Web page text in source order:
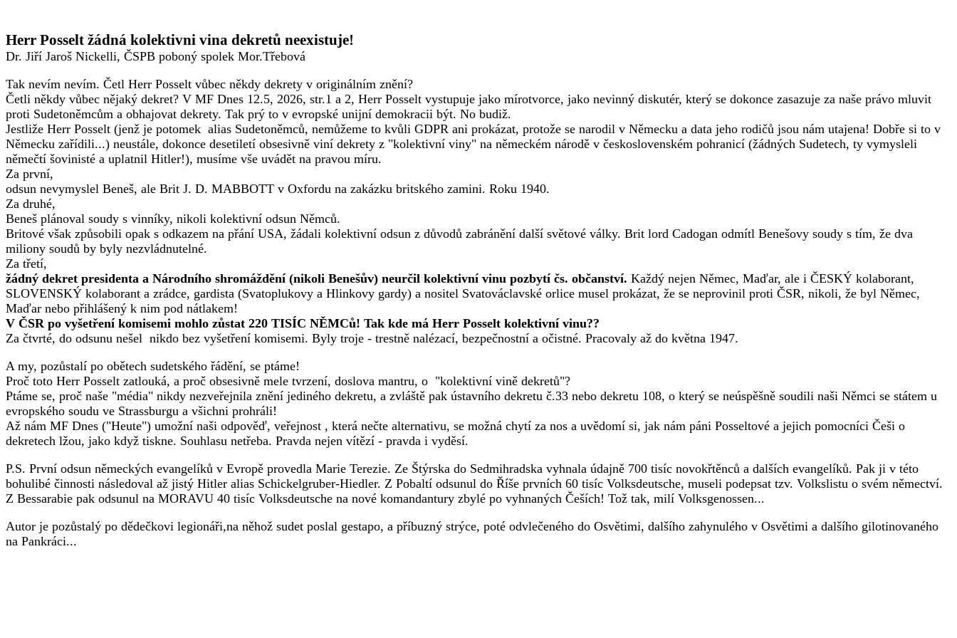
Herr Posselt žádná kolektivni vina dekretů neexistuje!
Dr. Jiří Jaroš Nickelli, ČSPB poboný spolek Mor.Třebová
Tak nevím nevím. Četl Herr Posselt vůbec někdy dekrety v originálním znění?
Četli někdy vůbec nějaký dekret? V MF Dnes 12.5, 2026, str.1 a 2, Herr Posselt vystupuje jako mírotvorce, jako nevinný diskutér, který se dokonce zasazuje za naše právo mluvit
proti Sudetoněmcům a obhajovat dekrety. Tak prý to v evropské unijní demokracii být. No budiž.
Jestliže Herr Posselt (jenž je potomek alias Sudetoněmců, nemůžeme to kvůli GDPR ani prokázat, protože se narodil v Německu a data jeho rodičů jsou nám utajena! Dobře si to v
Německu zařídili...) neustále, dokonce desetiletí obsesivně viní dekrety z "kolektivní viny" na německém národě v československém pohranicí (žádných Sudetech, ty vymysleli
němečtí šovinisté a uplatnil Hitler!), musíme vše uvádět na pravou míru.
Za první,
odsun nevymyslel Beneš, ale Brit J. D. MABBOTT v Oxfordu na zakázku britského zamini. Roku 1940.
Za druhé,
Beneš plánoval soudy s vinníky, nikoli kolektivní odsun Němců.
Britové však způsobili opak s odkazem na přání USA, žádali kolektivní odsun z důvodů zabránění další světové války. Brit lord Cadogan odmítl Benešovy soudy s tím, že dva
miliony soudů by byly nezvládnutelné.
Za třetí,
žádný dekret presidenta a Národního shromáždění (nikoli Benešův) neurčil kolektivní vinu pozbytí čs. občanství. Každý nejen Němec, Maďar, ale i ČESKÝ kolaborant,
SLOVENSKÝ kolaborant a zrádce, gardista (Svatoplukovy a Hlinkovy gardy) a nositel Svatováclavské orlice musel prokázat, že se neprovinil proti ČSR, nikoli, že byl Němec,
Maďar nebo přihlášený k nim pod nátlakem!
V ČSR po vyšetření komisemi mohlo zůstat 220 TISÍC NĚMCů! Tak kde má Herr Posselt kolektivní vinu??
Za čtvrté, do odsunu nešel nikdo bez vyšetření komisemi. Byly troje - trestně nalézací, bezpečnostní a očistné. Pracovaly až do května 1947.
A my, pozůstalí po obětech sudetského řádění, se ptáme!
Proč toto Herr Posselt zatlouká, a proč obsesivně mele tvrzení, doslova mantru, o "kolektivní vině dekretů"?
Ptáme se, proč naše "média" nikdy nezveřejnila znění jediného dekretu, a zvláště pak ústavního dekretu č.33 nebo dekretu 108, o který se neúspěšně soudili naši Němci se státem u
evropského soudu ve Strassburgu a všichni prohráli!
Až nám MF Dnes ("Heute") umožní naši odpověď, veřejnost , která nečte alternativu, se možná chytí za nos a uvědomí si, jak nám páni Posseltové a jejich pomocníci Češi o
dekretech lžou, jako když tiskne. Souhlasu netřeba. Pravda nejen vítězí - pravda i vyděsí.
P.S. První odsun německých evangelíků v Evropě provedla Marie Terezie. Ze Štýrska do Sedmihradska vyhnala údajně 700 tisíc novokřtěnců a dalších evangelíků. Pak ji v této
bohulibé činnosti následoval až jistý Hitler alias Schickelgruber-Hiedler. Z Pobaltí odsunul do Říše prvních 60 tisíc Volksdeutsche, museli podepsat tzv. Volkslistu o svém němectví.
Z Bessarabie pak odsunul na MORAVU 40 tisíc Volksdeutsche na nové komandantury zbylé po vyhnaných Češích! Tož tak, milí Volksgenossen...
Autor je pozůstalý po dědečkovi legionáři,na něhož sudet poslal gestapo, a příbuzný strýce, poté odvlečeného do Osvětimi, dalšího zahynulého v Osvětimi a dalšího gilotinovaného
na Pankráci...